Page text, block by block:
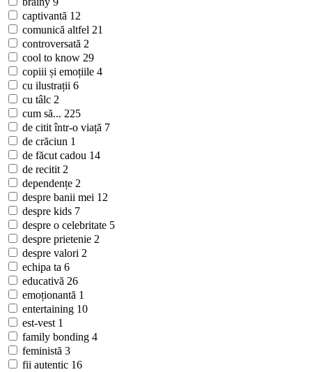
captivantă 12
comunică altfel 21
controversată 2
cool to know 29
copiii și emoțiile 4
cu ilustrații 6
cu tâlc 2
cum să... 225
de citit într-o viață 7
de crăciun 1
de făcut cadou 14
de recitit 2
dependențe 2
despre banii mei 12
despre kids 7
despre o celebritate 5
despre prietenie 2
despre valori 2
echipa ta 6
educativă 26
emoționantă 1
entertaining 10
est-vest 1
family bonding 4
feministă 3
fii autentic 16